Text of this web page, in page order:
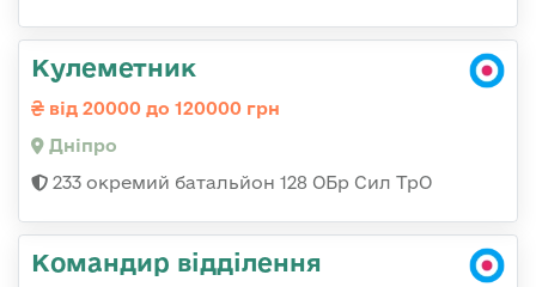
Кулеметник
від 20000 до 120000 грн
Дніпро
233 окремий батальйон 128 ОБр Сил ТрО
Командир відділення